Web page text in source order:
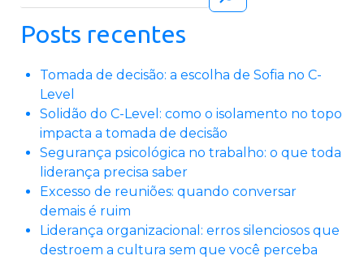
Posts recentes
Tomada de decisão: a escolha de Sofia no C-
Level
Solidão do C-Level: como o isolamento no topo
impacta a tomada de decisão
Segurança psicológica no trabalho: o que toda
liderança precisa saber
Excesso de reuniões: quando conversar
demais é ruim
Liderança organizacional: erros silenciosos que
destroem a cultura sem que você perceba